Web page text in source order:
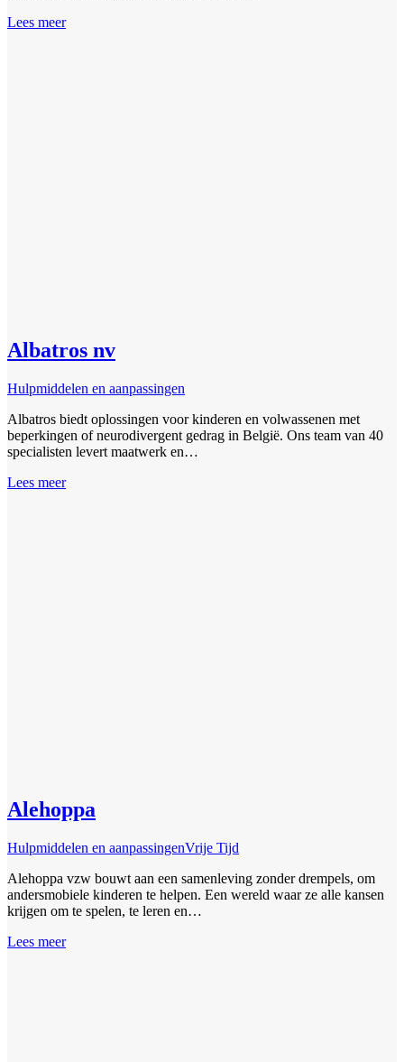
Lees meer
Albatros nv
Hulpmiddelen en aanpassingen
Albatros biedt oplossingen voor kinderen en volwassenen met
beperkingen of neurodivergent gedrag in België. Ons team van 40
specialisten levert maatwerk en…
Lees meer
Alehoppa
Hulpmiddelen en aanpassingenVrije Tijd
Alehoppa vzw bouwt aan een samenleving zonder drempels, om
andersmobiele kinderen te helpen. Een wereld waar ze alle kansen
krijgen om te spelen, te leren en…
Lees meer